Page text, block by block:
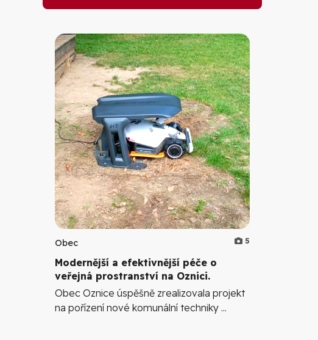
Obec 5
Modernější a efektivnější péče o
veřejná prostranství na Oznici.
Obec Oznice úspěšně zrealizovala projekt
na pořízení nové komunální techniky ...